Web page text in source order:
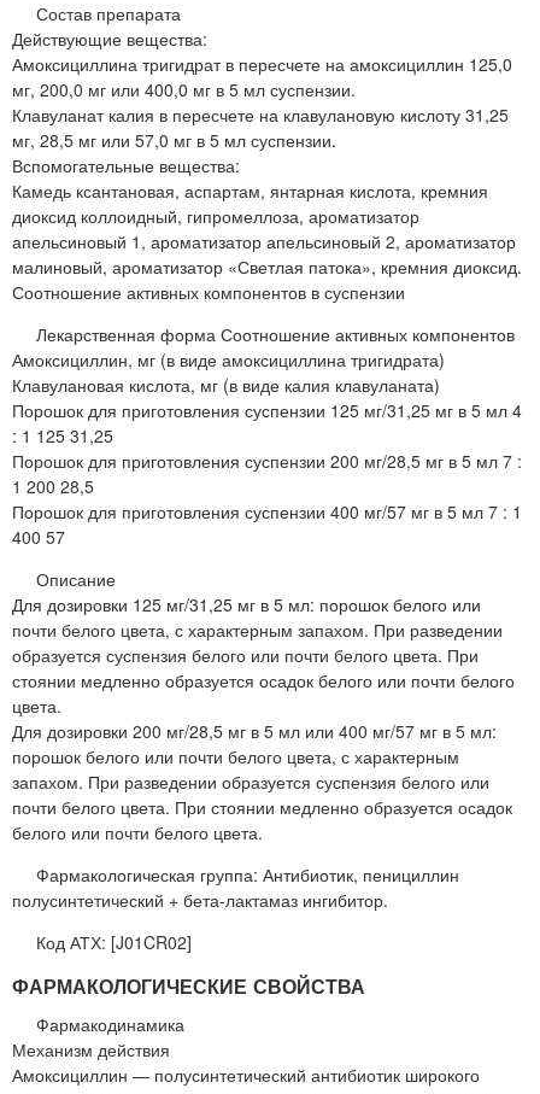
Состав препарата
Действующие вещества:
Амоксициллина тригидрат в пересчете на амоксициллин 125,0
мг, 200,0 мг или 400,0 мг в 5 мл суспензии.
Клавуланат калия в пересчете на клавулановую кислоту 31,25
мг, 28,5 мг или 57,0 мг в 5 мл суспензии.
Вспомогательные вещества:
Камедь ксантановая, аспартам, янтарная кислота, кремния
диоксид коллоидный, гипромеллоза, ароматизатор
апельсиновый 1, ароматизатор апельсиновый 2, ароматизатор
малиновый, ароматизатор «Светлая патока», кремния диоксид.
Соотношение активных компонентов в суспензии
Лекарственная форма Соотношение активных компонентов
Амоксициллин, мг (в виде амоксициллина тригидрата)
Клавулановая кислота, мг (в виде калия клавуланата)
Порошок для приготовления суспензии 125 мг/31,25 мг в 5 мл 4
: 1 125 31,25
Порошок для приготовления суспензии 200 мг/28,5 мг в 5 мл 7 :
1 200 28,5
Порошок для приготовления суспензии 400 мг/57 мг в 5 мл 7 : 1
400 57
Описание
Для дозировки 125 мг/31,25 мг в 5 мл: порошок белого или
почти белого цвета, с характерным запахом. При разведении
образуется суспензия белого или почти белого цвета. При
стоянии медленно образуется осадок белого или почти белого
цвета.
Для дозировки 200 мг/28,5 мг в 5 мл или 400 мг/57 мг в 5 мл:
порошок белого или почти белого цвета, с характерным
запахом. При разведении образуется суспензия белого или
почти белого цвета. При стоянии медленно образуется осадок
белого или почти белого цвета.
Фармакологическая группа: Антибиотик, пенициллин
полусинтетический + бета-лактамаз ингибитор.
Код АТХ: [J01CR02]
ФАРМАКОЛОГИЧЕСКИЕ СВОЙСТВА
Фармакодинамика
Механизм действия
Амоксициллин — полусинтетический антибиотик широкого